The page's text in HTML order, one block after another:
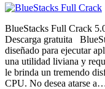
BlueStacks Full Crack
Descarga gratuita
diseñado para ejecutar
una utilidad liviana y
le brinda un tremendo
CPU. No desea atarse